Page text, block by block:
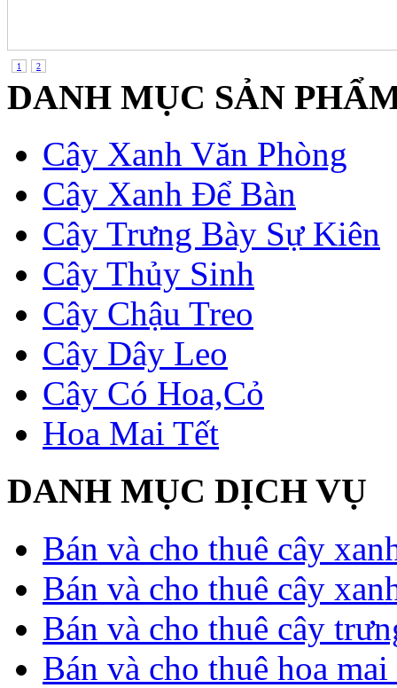
1 2
DANH MỤC SẢN
Cây Xanh Văn Phòng
Cây Xanh Để Bàn
Cây Trưng Bày Sự Kiên
Cây Thủy Sinh
Cây Chậu Treo
Cây Dây Leo
Cây Có Hoa,Cỏ
Hoa Mai Tết
DANH MỤC DỊCH VỤ
Bán và cho thuê cây
Bán và cho thuê cây
Bán và cho thuê cây
Bán và cho thuê hoa mai